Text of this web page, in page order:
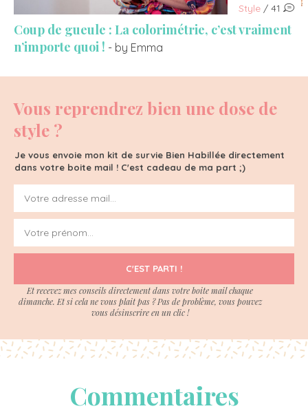
Style / 41
Coup de gueule : La colorimétrie, c’est vraiment
n’importe quoi ! - by Emma
Vous reprendrez bien une dose de
style ?
Je vous envoie mon kit de survie Bien Habillée directement
dans votre boite mail ! C'est cadeau de ma part ;)
C'EST PARTI !
Et recevez mes conseils directement dans votre boite mail chaque
dimanche. Et si cela ne vous plait pas ? Pas de problème, vous pouvez
vous désinscrire en un clic !
Commentaires